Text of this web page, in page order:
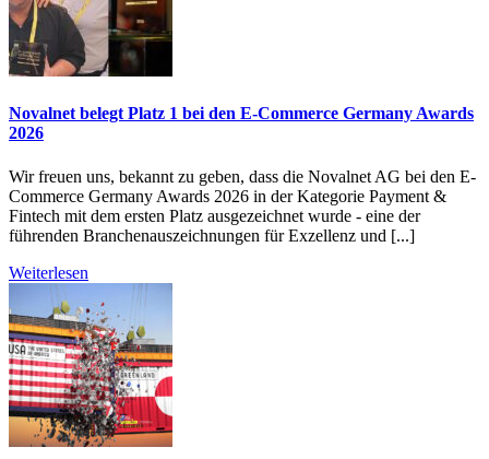
Novalnet belegt Platz 1 bei den E-Commerce Germany Awards
2026
Wir freuen uns, bekannt zu geben, dass die Novalnet AG bei den E-
Commerce Germany Awards 2026 in der Kategorie Payment &
Fintech mit dem ersten Platz ausgezeichnet wurde - eine der
führenden Branchenauszeichnungen für Exzellenz und [...]
Weiterlesen